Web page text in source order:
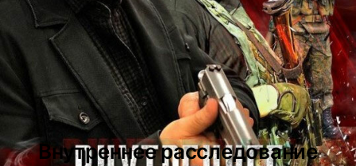
Внутреннее расследование